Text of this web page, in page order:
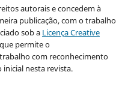
autorais e concedem à
publicação, com o trabalho
sob a Licença Creative
que permite o
com reconhecimento
inicial nesta revista.